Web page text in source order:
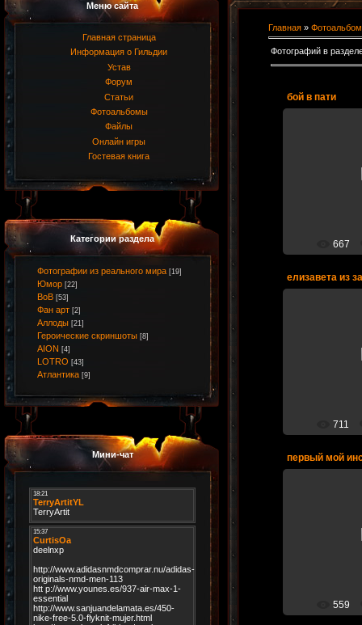
Меню сайта
Главная страница
Информация о Гильдии
Устав
Форум
Статьи
Фотоальбомы
Файлы
Онлайн игры
Гостевая книга
Категории раздела
Фотографии из реального мира [19]
Юмор [22]
ВоВ [53]
Фан арт [2]
Аллоды [21]
Героические скриншоты [8]
AION [4]
LOTRO [43]
Атлантика [9]
Мини-чат
Главная » Фотоальбом
Фотографий в
бой в пати
667
елизавета из
711
первый мой
559